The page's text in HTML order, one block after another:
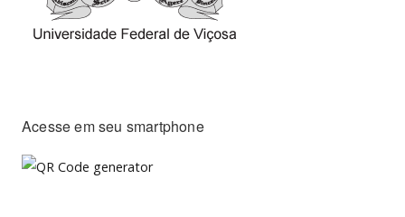
Acesse em seu smartphone